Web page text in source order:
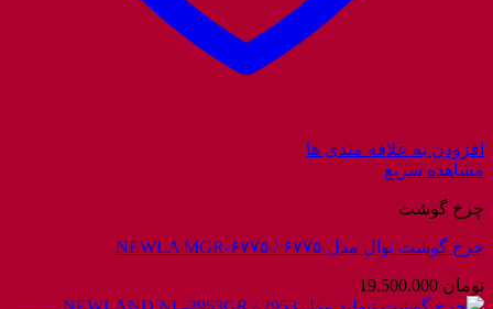
افزودن به علاقه مندی ها
مشاهده سریع
چرخ گوشت
چرخ گوشت نوال مدل ۶۷۷۵ / NEWLA MGR-۶۷۷۵
تومان